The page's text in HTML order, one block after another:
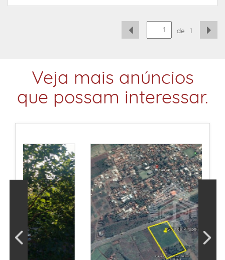
de 1
Veja mais anúncios
que possam interessar.